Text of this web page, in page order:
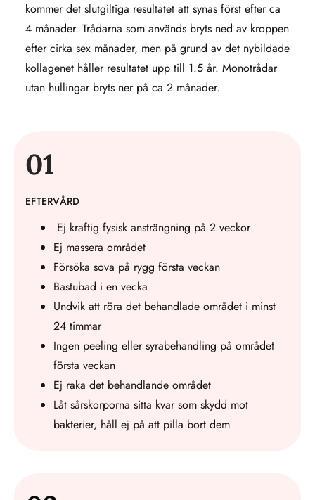
kommer det slutgiltiga resultatet att synas först efter ca
4 månader. Trådarna som används bryts ned av kroppen
efter cirka sex månader, men på grund av det nybildade
kollagenet håller resultatet upp till 1.5 år. Monotrådar
utan hullingar bryts ner på ca 2 månader.
01
EFTERVÅRD
Ej kraftig fysisk ansträngning på 2 veckor
Ej massera området
Försöka sova på rygg första veckan
Bastubad i en vecka
Undvik att röra det behandlade området i minst
24 timmar
Ingen peeling eller syrabehandling på området
första veckan
Ej raka det behandlande området
Låt sårskorporna sitta kvar som skydd mot
bakterier, håll ej på att pilla bort dem